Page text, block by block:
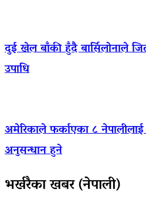
दुई खेल बाँकी हुँदै बार्सिलोनाले
उपाधि
अमेरिकाले फर्काएका ८ नेपालीलाई
अनुसन्धान हुने
भर्खरैका खबर (नेपाली)